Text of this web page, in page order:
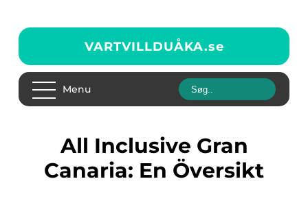
VARTVILLDUÅKA.se
Menu
All Inclusive Gran
Canaria: En Översikt